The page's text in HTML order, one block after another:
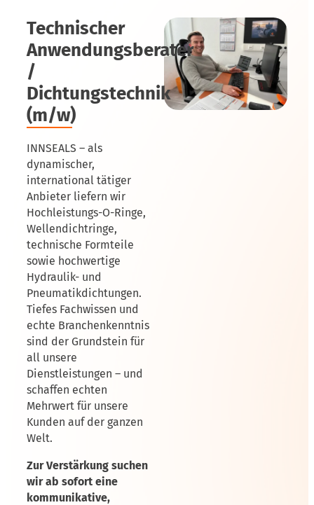
Technischer
Anwendungsberater
/
Dichtungstechnik
(m/w)
INNSEALS – als
dynamischer,
international tätiger
Anbieter liefern wir
Hochleistungs-O-Ringe,
Wellendichtringe,
technische Formteile
sowie hochwertige
Hydraulik- und
Pneumatikdichtungen.
Tiefes Fachwissen und
echte Branchenkenntnis
sind der Grundstein für
all unsere
Dienstleistungen – und
schaffen echten
Mehrwert für unsere
Kunden auf der ganzen
Welt.
Zur Verstärkung suchen
wir ab sofort eine
kommunikative,